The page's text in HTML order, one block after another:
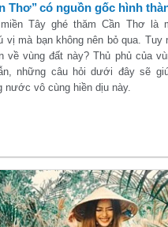
Thơ’’ có nguồn gốc hình
Tây ghé thăm Cần Thơ là
vị mà bạn không nên bỏ qua. Tuy
về vùng đất này? Thủ phủ của
những câu hỏi dưới đây sẽ
nước vô cùng hiền dịu này.